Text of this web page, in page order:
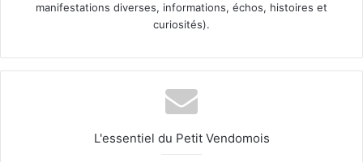
manifestations diverses, informations, échos, histoires et
curiosités).
L'essentiel du Petit Vendomois